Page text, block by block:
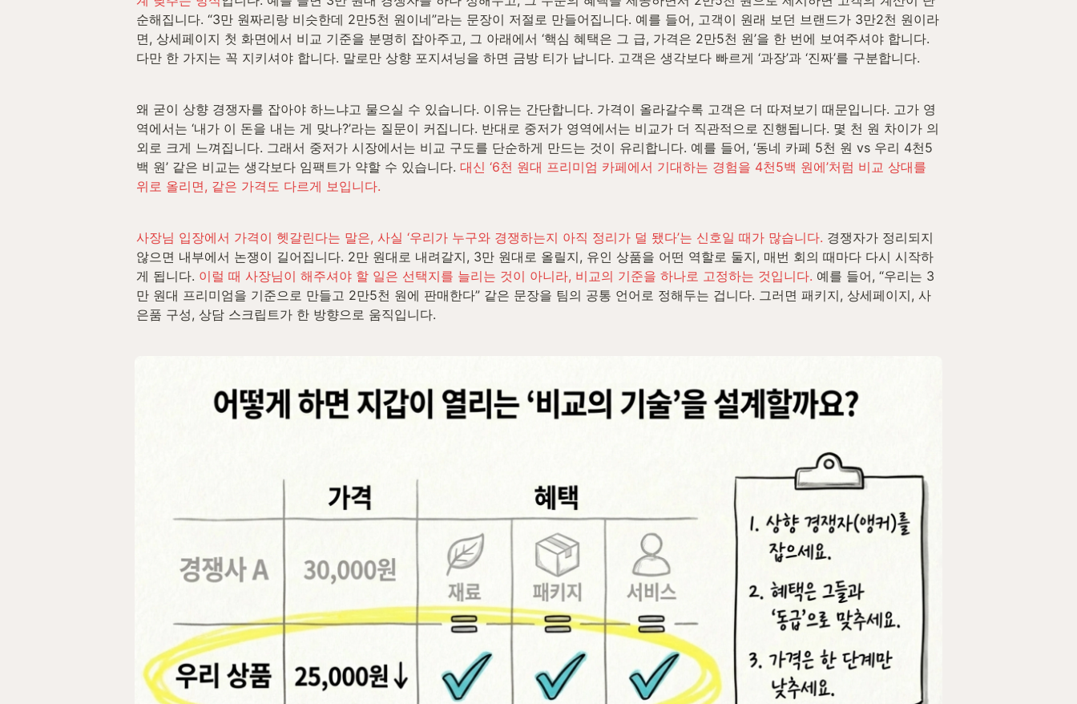
순해집니다. “3만 원짜리랑 비슷한데 2만5천 원이네”라는 문장이 저절로 만들어집니다. 예를 들어, 고객이 원래 보던 브랜드가 3만2천 원이라
면, 상세페이지 첫 화면에서 비교 기준을 분명히 잡아주고, 그 아래에서 ‘핵심 혜택은 그 급, 가격은 2만5천 원’을 한 번에 보여주셔야 합니다.
다만 한 가지는 꼭 지키셔야 합니다. 말로만 상향 포지셔닝을 하면 금방 티가 납니다. 고객은 생각보다 빠르게 ‘과장’과 ‘진짜’를 구분합니다.
왜 굳이 상향 경쟁자를 잡아야 하느냐고 물으실 수 있습니다. 이유는 간단합니다. 가격이 올라갈수록 고객은 더 따져보기 때문입니다. 고가 영
역에서는 ‘내가 이 돈을 내는 게 맞나?’라는 질문이 커집니다. 반대로 중저가 영역에서는 비교가 더 직관적으로 진행됩니다. 몇 천 원 차이가 의
외로 크게 느껴집니다. 그래서 중저가 시장에서는 비교 구도를 단순하게 만드는 것이 유리합니다. 예를 들어, ‘동네 카페 5천 원 vs 우리 4천5
백 원’ 같은 비교는 생각보다 임팩트가 약할 수 있습니다. 대신 ‘6천 원대 프리미엄 카페에서 기대하는 경험을 4천5백 원에’처럼 비교 상대를
위로 올리면, 같은 가격도 다르게 보입니다.
사장님 입장에서 가격이 헷갈린다는 말은, 사실 ‘우리가 누구와 경쟁하는지 아직 정리가 덜 됐다’는 신호일 때가 많습니다. 경쟁자가 정리되지
않으면 내부에서 논쟁이 길어집니다. 2만 원대로 내려갈지, 3만 원대로 올릴지, 유인 상품을 어떤 역할로 둘지, 매번 회의 때마다 다시 시작하
게 됩니다. 이럴 때 사장님이 해주셔야 할 일은 선택지를 늘리는 것이 아니라, 비교의 기준을 하나로 고정하는 것입니다. 예를 들어, “우리는 3
만 원대 프리미엄을 기준으로 만들고 2만5천 원에 판매한다” 같은 문장을 팀의 공통 언어로 정해두는 겁니다. 그러면 패키지, 상세페이지, 사
은품 구성, 상담 스크립트가 한 방향으로 움직입니다.